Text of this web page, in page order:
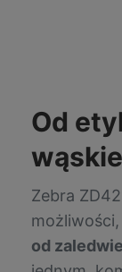
Od
Zebra
od